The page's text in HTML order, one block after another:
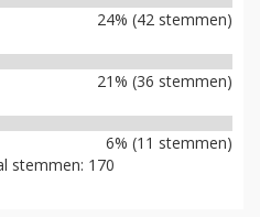
24% (42 stemmen)
21% (36 stemmen)
6% (11 stemmen)
stemmen: 170